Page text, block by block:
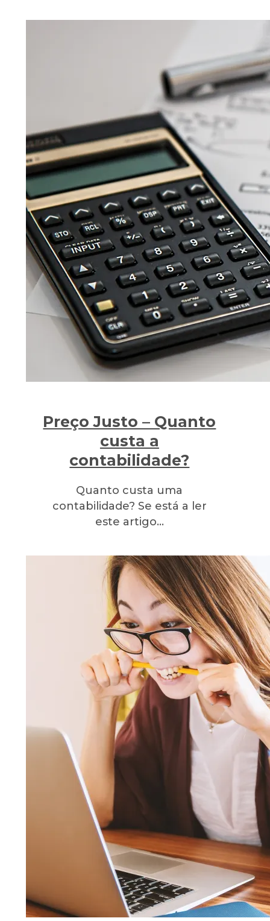
Preço Justo – Quanto
custa a
contabilidade?
Quanto custa uma
contabilidade? Se está a ler
este artigo…